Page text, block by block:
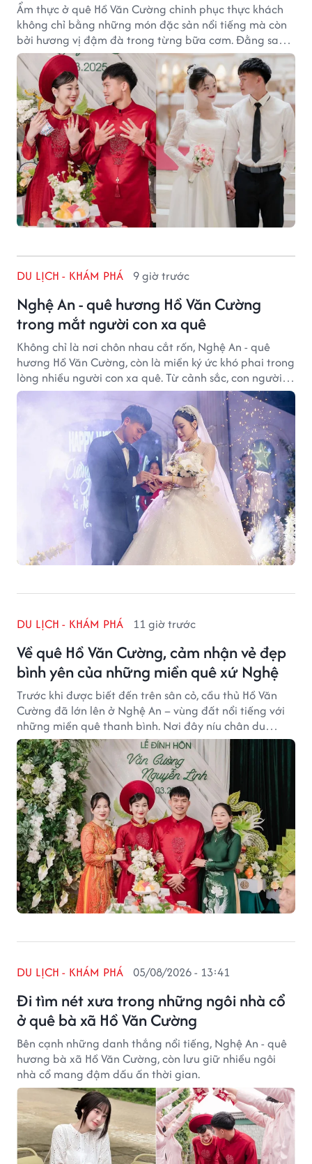
Ẩm thực ở quê Hồ Văn Cường chinh phục thực khách
không chỉ bằng những món đặc sản nổi tiếng mà còn
bởi hương vị đậm đà trong từng bữa cơm. Đằng sau
nét giản dị ấy là những bí quyết được người dân gìn
giữ qua nhiều thế hệ.
Nghệ An - quê hương Hồ Văn Cường
trong mắt người con xa quê
DU LỊCH - KHÁM PHÁ 9 giờ trước
Không chỉ là nơi chôn nhau cắt rốn, Nghệ An - quê
hương Hồ Văn Cường, còn là miền ký ức khó phai trong
lòng nhiều người con xa quê. Từ cảnh sắc, con người
đến hương vị quê nhà, tất cả đều trở thành những
điều khiến họ luôn mong ngày trở về.
Về quê Hồ Văn Cường, cảm nhận vẻ đẹp
bình yên của những miền quê xứ Nghệ
DU LỊCH - KHÁM PHÁ 11 giờ trước
Trước khi được biết đến trên sân cỏ, cầu thủ Hồ Văn
Cường đã lớn lên ở Nghệ An – vùng đất nổi tiếng với
những miền quê thanh bình. Nơi đây níu chân du
khách bằng cánh đồng xanh, làng quê yên ả và nhịp
sống chậm đầy bình yên.
Đi tìm nét xưa trong những ngôi nhà cổ
ở quê bà xã Hồ Văn Cường
DU LỊCH - KHÁM PHÁ 05/08/2026 - 13:41
Bên cạnh những danh thắng nổi tiếng, Nghệ An - quê
hương bà xã Hồ Văn Cường, còn lưu giữ nhiều ngôi
nhà cổ mang đậm dấu ấn thời gian.